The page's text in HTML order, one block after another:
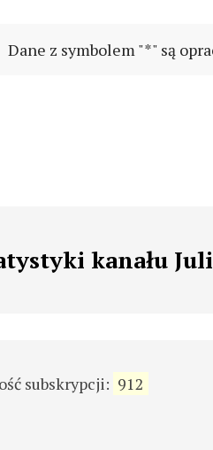
Dane z symbolem "*" są
kanału
subskrypcji: 912